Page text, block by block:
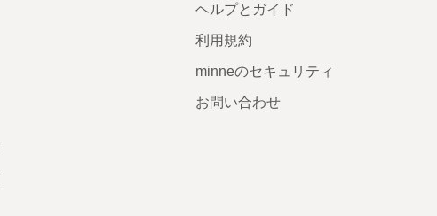
ヘルプとガイド
利用規約
minneのセキュリティ
お問い合わせ